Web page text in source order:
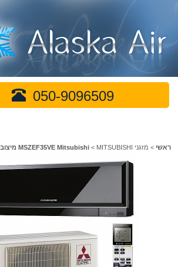
נגישות
המרכזי
050-9096509
ראשי > מזגני MITSUBISHI > MSZEF35VE Mitsubishi מיצובישי